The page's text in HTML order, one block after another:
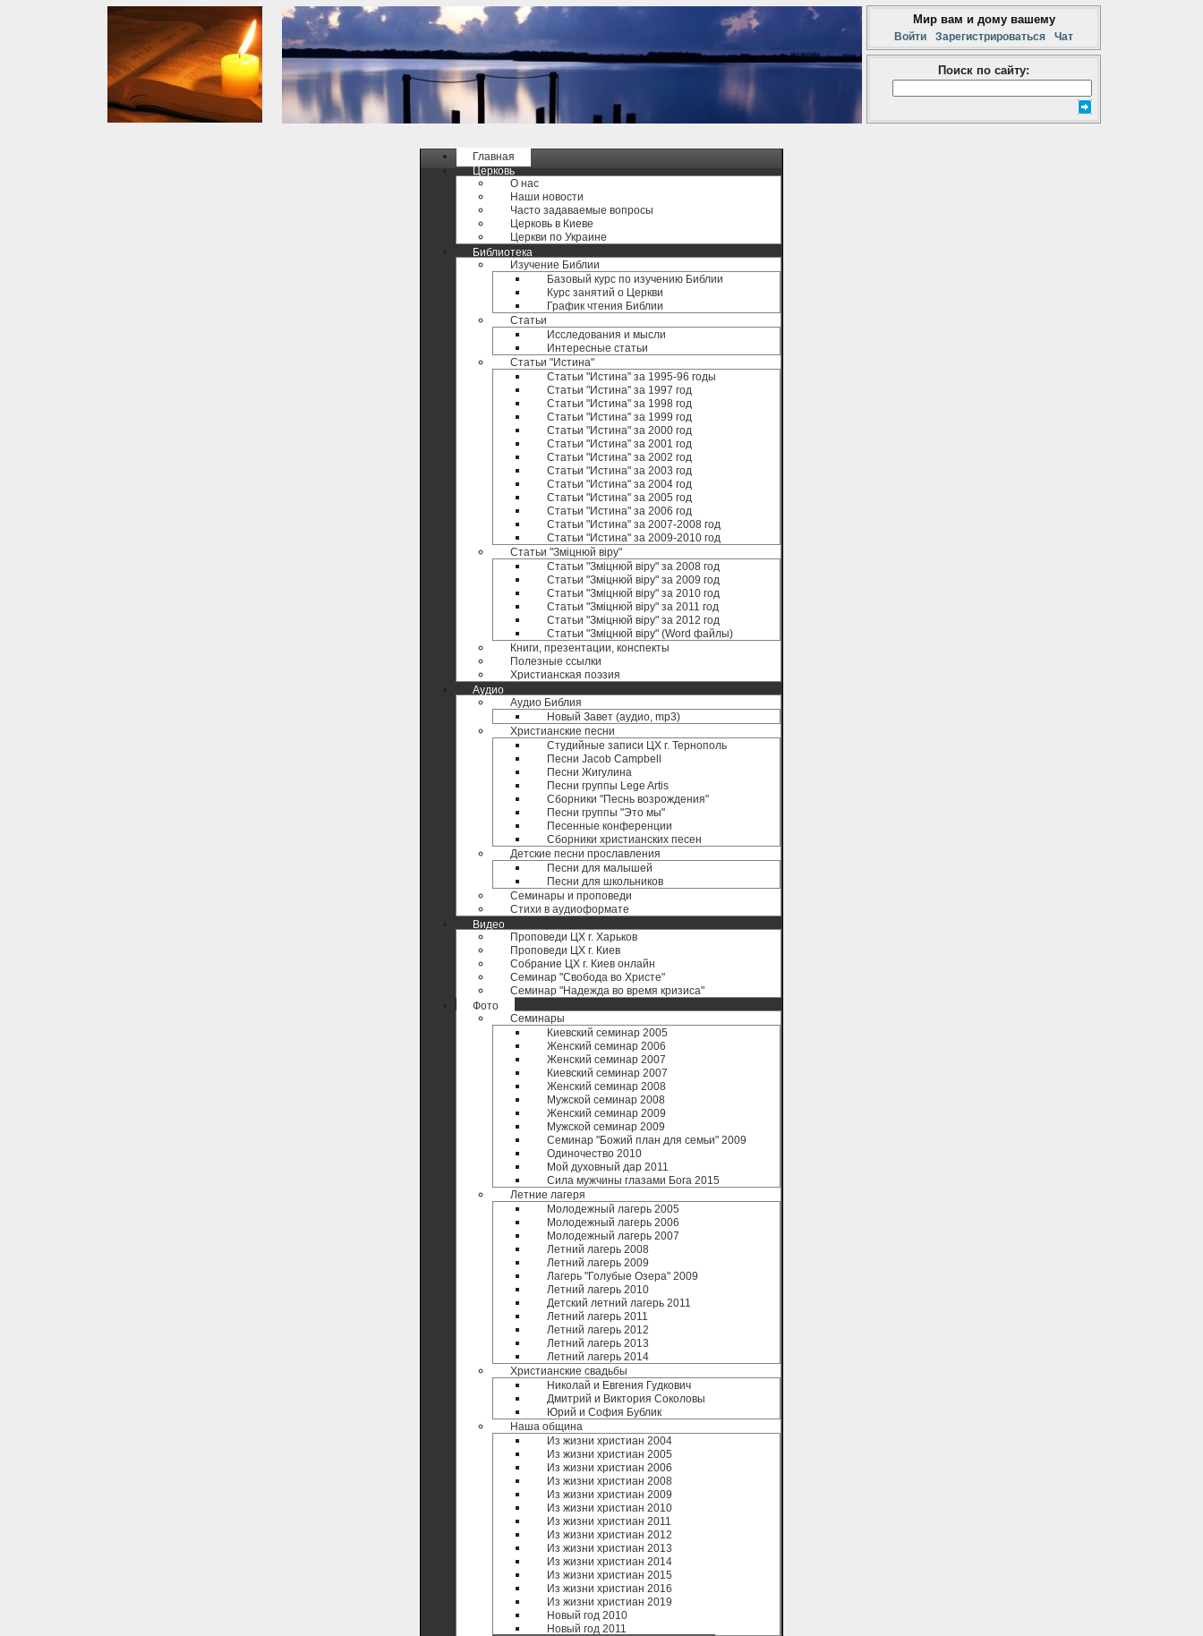
Мир вам и дому вашему
Войти Зарегистрироваться Чат
Поиск по сайту:
Главная
Церковь
О нас
Наши новости
Часто задаваемые вопросы
Церковь в Киеве
Церкви по Украине
Библиотека
Изучение Библии
Базовый курс по изучению Библии
Курс занятий о Церкви
График чтения Библии
Статьи
Исследования и мысли
Интересные статьи
Статьи "Истина"
Статьи "Истина" за 1995-96 годы
Статьи "Истина" за 1997 год
Статьи "Истина" за 1998 год
Статьи "Истина" за 1999 год
Статьи "Истина" за 2000 год
Статьи "Истина" за 2001 год
Статьи "Истина" за 2002 год
Статьи "Истина" за 2003 год
Статьи "Истина" за 2004 год
Статьи "Истина" за 2005 год
Статьи "Истина" за 2006 год
Статьи "Истина" за 2007-2008 год
Статьи "Истина" за 2009-2010 год
Статьи "Зміцнюй віру"
Статьи "Зміцнюй віру" за 2008 год
Статьи "Зміцнюй віру" за 2009 год
Статьи "Зміцнюй віру" за 2010 год
Статьи "Зміцнюй віру" за 2011 год
Статьи "Зміцнюй віру" за 2012 год
Статьи "Зміцнюй віру" (Word файлы)
Книги, презентации, конспекты
Полезные ccылки
Христианская поэзия
Аудио
Аудио Библия
Новый Завет (аудио, mp3)
Христианские песни
Студийные записи ЦХ г. Тернополь
Песни Jacob Campbell
Песни Жигулина
Песни группы Lege Artis
Сборники "Песнь возрождения"
Песни группы "Это мы"
Песенные конференции
Сборники христианских песен
Детские песни прославления
Песни для малышей
Песни для школьников
Семинары и проповеди
Стихи в аудиоформате
Видео
Проповеди ЦХ г. Харьков
Проповеди ЦХ г. Киев
Собрание ЦХ г. Киев онлайн
Семинар "Свобода во Христе"
Семинар "Надежда во время кризиса"
Фото
Семинары
Киевский семинар 2005
Женский семинар 2006
Женский семинар 2007
Киевский семинар 2007
Женский семинар 2008
Мужской семинар 2008
Женский семинар 2009
Мужской семинар 2009
Семинар "Божий план для семьи" 2009
Одиночество 2010
Мой духовный дар 2011
Сила мужчины глазами Бога 2015
Летние лагеря
Молодежный лагерь 2005
Молодежный лагерь 2006
Молодежный лагерь 2007
Летний лагерь 2008
Летний лагерь 2009
Лагерь "Голубые Озера" 2009
Летний лагерь 2010
Детский летний лагерь 2011
Летний лагерь 2011
Летний лагерь 2012
Летний лагерь 2013
Летний лагерь 2014
Христианские свадьбы
Николай и Евгения Гудкович
Дмитрий и Виктория Соколовы
Юрий и София Бублик
Наша община
Из жизни христиан 2004
Из жизни христиан 2005
Из жизни христиан 2006
Из жизни христиан 2008
Из жизни христиан 2009
Из жизни христиан 2010
Из жизни христиан 2011
Из жизни христиан 2012
Из жизни христиан 2013
Из жизни христиан 2014
Из жизни христиан 2015
Из жизни христиан 2016
Из жизни христиан 2019
Новый год 2010
Новый год 2011